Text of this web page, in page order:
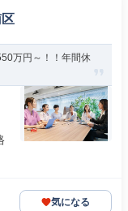
万円～！！年間休
気になる